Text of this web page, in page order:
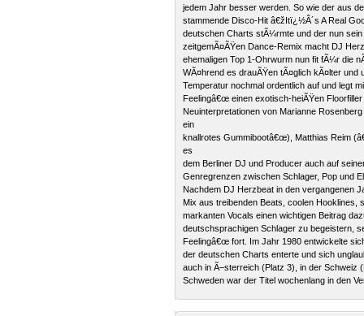
jedem Jahr besser werden. So wie der aus
stammende Disco-Hit â€žItï¿½Â´s A Real
deutschen Charts stÃ¼rmte und der nun
zeitgemÃ¤ÃŸen Dance-Remix macht DJ
ehemaligen Top 1-Ohrwurm nun fit fÃ¼r die
WÃ¤hrend es drauÃŸen tÃ¤glich kÃ¤lter
Temperatur nochmal ordentlich auf und legt
Feelingâ€œ einen exotisch-heiÃŸen
Neuinterpretationen von Marianne
ein
knallrotes Gummibootâ€œ), Matthias Reim
es
dem Berliner DJ und Producer auch auf
Genregrenzen zwischen Schlager, Pop und
Nachdem DJ Herzbeat in den vergangenen
Mix aus treibenden Beats, coolen Hooklines,
markanten Vocals einen wichtigen Beitrag
deutschsprachigen Schlager zu begeistern,
Feelingâ€œ fort. Im Jahr 1980 entwickelte
der deutschen Charts enterte und sich
auch in Ã–sterreich (Platz 3), in der Schweiz
Schweden war der Titel wochenlang in den